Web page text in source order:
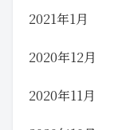
2021年1月
2020年12月
2020年11月